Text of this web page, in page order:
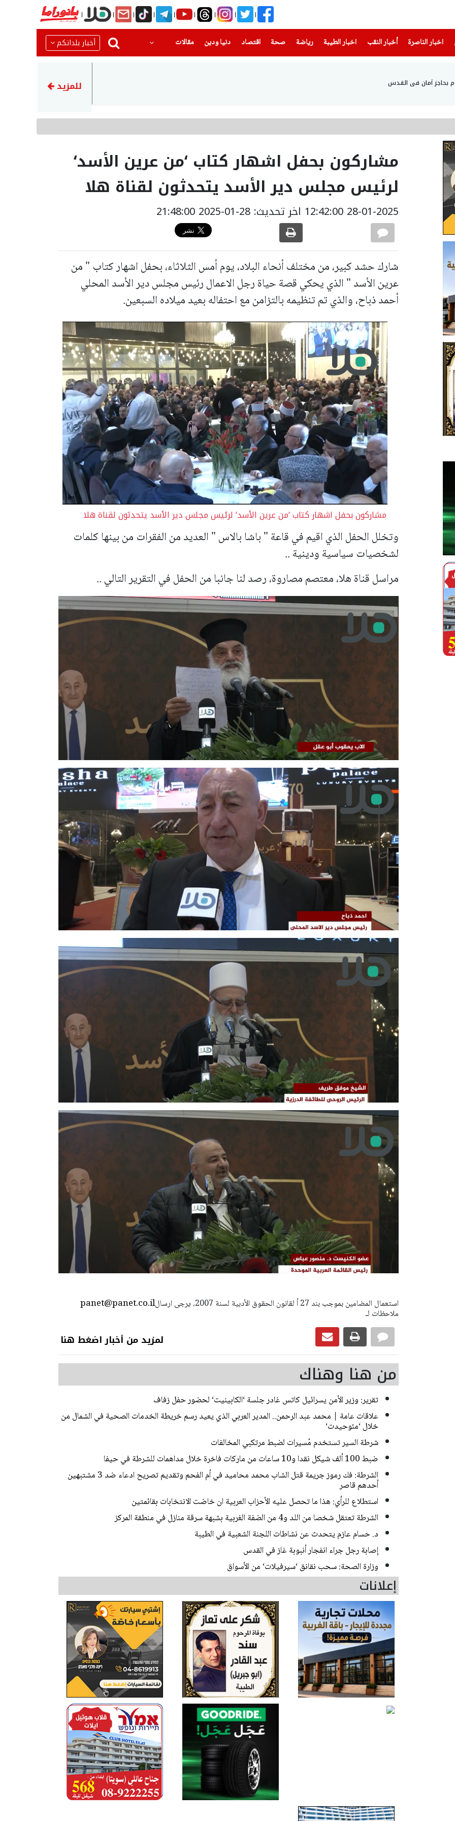
اخبار الناصرة
(current) أخبار النقب اخبار الطيبة(current) رياضة
(current) صحة(current) اقتصاد دنيا ودين
(current) مقالات أخبار بلداتكم
بحاجز أمان في القدس الشرطة: إحباط خلية مسلحة قبيل
للمزيد
مشاركون بحفل اشهار كتاب ‘من عرين الأسد‘
لرئيس مجلس دير الأسد يتحدثون لقناة هلا
28-01-2025 12:42:00 اخر تحديث: 28-01-2025 21:48:00
شارك حشد كبير، من مختلف أنحاء البلاد، يوم أمس الثلاثاء، بحفل اشهار كتاب " من
عرين الأسد " الذي يحكي قصة حياة رجل الاعمال رئيس مجلس دير الأسد المحلي
أحمد ذباح، والذي تم تنظيمه بالتزامن مع احتفاله بعيد ميلاده السبعين.
مشاركون بحفل اشهار كتاب ‘من عرين الأسد‘ لرئيس مجلس دير الأسد يتحدثون لقناة هلا
وتخلل الحفل الذي اقيم في قاعة " باشا بالاس " العديد من الفقرات من بينها كلمات
لشخصيات سياسية ودينية ..
مراسل قناة هلا، معتصم مصاروة، رصد لنا جانبا من الحفل في التقرير التالي ..
panet@panet.co.ilاستعمال المضامين بموجب بند 27 أ لقانون الحقوق الأدبية لسنة 2007، يرجى ارسال
ملاحظات لـ
لمزيد من أخبار اضغط هنا
من هنا وهناك
تقرير: وزير الأمن يسرائيل كاتس غادر جلسة ‘الكابينيت‘ لحضور حفل زفاف
علاقات عامة | محمد عبد الرحمن.. المدير العربي الذي يعيد رسم خريطة الخدمات الصحية في الشمال من
خلال ‘مئوحيدت‘
شرطة السير تستخدم مُسيرات لضبط مرتكبي المخالفات
ضبط 100 ألف شيكل نقدا و10 ساعات من ماركات فاخرة خلال مداهمات للشرطة في حيفا
الشرطة: فك رموز جريمة قتل الشاب محمد محاميد في أم الفحم وتقديم تصريح ادعاء ضد 3 مشتبهين
أحدهم قاصر
استطلاع للرأي: هذا ما تحصل عليه الأحزاب العربية ان خاضت الانتخابات بقائمتين
الشرطة تعتقل شخصا من اللد و4 من الضفة الغربية بشبهة سرقة منازل في منطقة المركز
د. حسام عازم يتحدث عن نشاطات اللجنة الشعبية في الطيبة
إصابة رجل جراء انفجار أنبوبة غاز في القدس
وزارة الصحة: سحب نقانق ‘سيرفيلات‘ من الأسواق
إعلانات